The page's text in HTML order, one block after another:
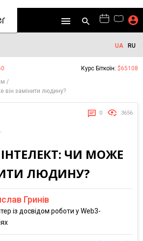
UA RU
Курс Біткоїн: $65108
він замінити людину?
0 3656
ЧИ МОЖЕ
ЛЮДИНУ?
Гринів
із досвідом роботи у Web3-